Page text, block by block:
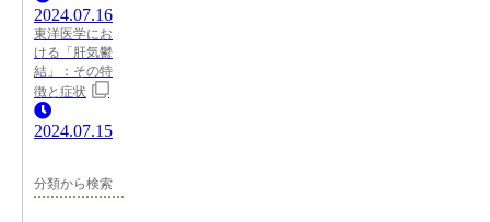
2024.07.16
東洋医学にお
ける「肝気鬱
結」：その特
徴と症状
2024.07.15
分類から検索